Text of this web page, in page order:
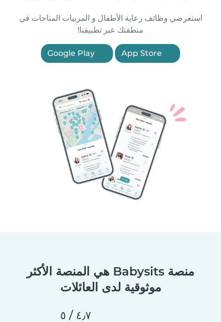
استعرضي وظائف رعاية الأطفال و المربيات المتاحات في
منطقتك عبر تطبيقنا!
منصة Babysits هي المنصة الأكثر
موثوقية لدى العائلات
٤٫٧ / ٥